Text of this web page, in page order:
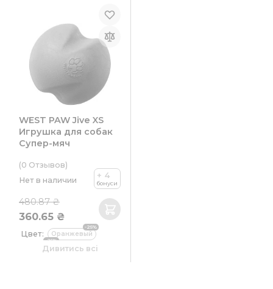
WEST PAW Jive XS
Игрушка для собак
Супер-мяч
(0 Отзывов)
Нет в наличии
480.87 ₴
360.65 ₴
+ 4
бонуси
Цвет:
-25%
Оранжевый
-25%
ГолубойДивитись всі